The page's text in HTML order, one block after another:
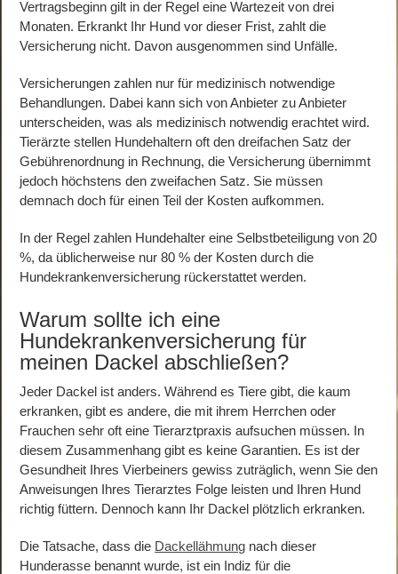
Vertragsbeginn gilt in der Regel eine Wartezeit von drei
Monaten. Erkrankt Ihr Hund vor dieser Frist, zahlt die
Versicherung nicht. Davon ausgenommen sind Unfälle.
Versicherungen zahlen nur für medizinisch notwendige
Behandlungen. Dabei kann sich von Anbieter zu Anbieter
unterscheiden, was als medizinisch notwendig erachtet wird.
Tierärzte stellen Hundehaltern oft den dreifachen Satz der
Gebührenordnung in Rechnung, die Versicherung übernimmt
jedoch höchstens den zweifachen Satz. Sie müssen
demnach doch für einen Teil der Kosten aufkommen.
In der Regel zahlen Hundehalter eine Selbstbeteiligung von 20
%, da üblicherweise nur 80 % der Kosten durch die
Hundekrankenversicherung rückerstattet werden.
Warum sollte ich eine
Hundekrankenversicherung für
meinen Dackel abschließen?
Jeder Dackel ist anders. Während es Tiere gibt, die kaum
erkranken, gibt es andere, die mit ihrem Herrchen oder
Frauchen sehr oft eine Tierarztpraxis aufsuchen müssen. In
diesem Zusammenhang gibt es keine Garantien. Es ist der
Gesundheit Ihres Vierbeiners gewiss zuträglich, wenn Sie den
Anweisungen Ihres Tierarztes Folge leisten und Ihren Hund
richtig füttern. Dennoch kann Ihr Dackel plötzlich erkranken.
Die Tatsache, dass die Dackellähmung nach dieser
Hunderasse benannt wurde, ist ein Indiz für die